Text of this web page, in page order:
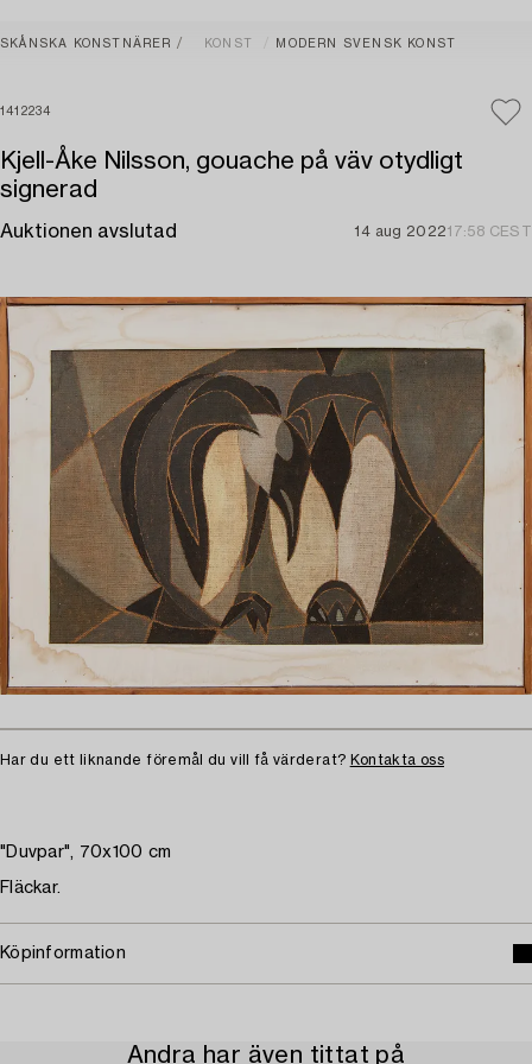
SKÅNSKA KONSTNÄRER KONST MODERN SVENSK KONST
1412234
Kjell-Åke Nilsson, gouache på väv otydligt
signerad
Auktionen avslutad 14 aug 202217:58 CEST
Har du ett liknande föremål du vill få värderat? Kontakta oss
"Duvpar", 70x100 cm
Fläckar.
Köpinformation
Andra har även tittat på